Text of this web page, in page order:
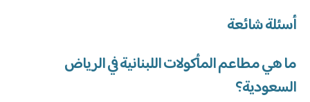
أسئلة شائعة
ما هي مطاعم المأكولات اللبنانية في الرياض
السعودية؟